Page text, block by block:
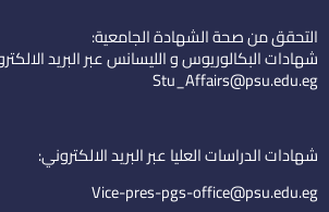
n
-
e
i
l
u
b
e
d
التحقق من صحة الشهادة الجامعية:
شهادات البكالوريوس و الليسانس عبر البريد
Stu_Affairs@psu.edu.eg
شهادات الدراسات العليا عبر البريد الالكتروني:
Vice-pres-pgs-office@psu.edu.eg